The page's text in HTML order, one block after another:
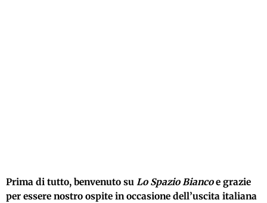
Prima di tutto, benvenuto su Lo Spazio Biancoe grazie
per essere nostro ospite in occasione dell’uscita italiana